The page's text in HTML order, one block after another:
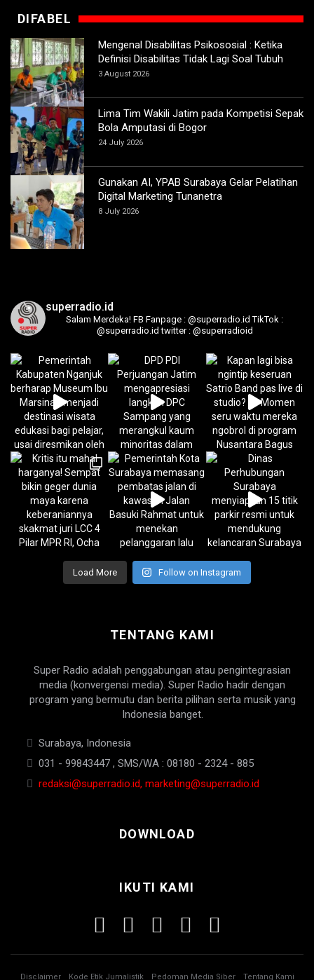
DIFABEL
Mengenal Disabilitas Psikososial : Ketika
Definisi Disabilitas Tidak Lagi Soal Tubuh
3 August 2026
Lima Tim Wakili Jatim pada Kompetisi Sepak
Bola Amputasi di Bogor
24 July 2026
Gunakan AI, YPAB Surabaya Gelar Pelatihan
Digital Marketing Tunanetra
8 July 2026
superradio.id
Salam Merdeka! FB Fanpage : @superradio.id TikTok :
@superradio.id twitter : @superradioid
Load More Follow on Instagram
TENTANG KAMI
Super Radio adalah penggabungan atau pengintegrasian
media (konvergensi media). Super Radio hadir dengan
program yang bermutu dan berita pilihan serta musik yang
Indonesia banget.
Surabaya, Indonesia
031 - 99843447 , SMS/WA : 08180 - 2324 - 885
redaksi@superradio.id, marketing@superradio.id
DOWNLOAD
IKUTI KAMI
Disclaimer Kode Etik Jurnalistik Pedoman Media Siber Tentang Kami